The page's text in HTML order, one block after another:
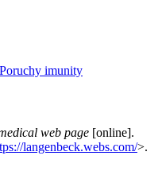
imunity
web page [online].
langenbeck.webs.com/>.